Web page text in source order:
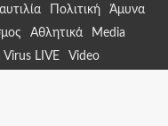
Πολιτική
Άμυνα
Αθλητικά
Media
Virus LIVE Video